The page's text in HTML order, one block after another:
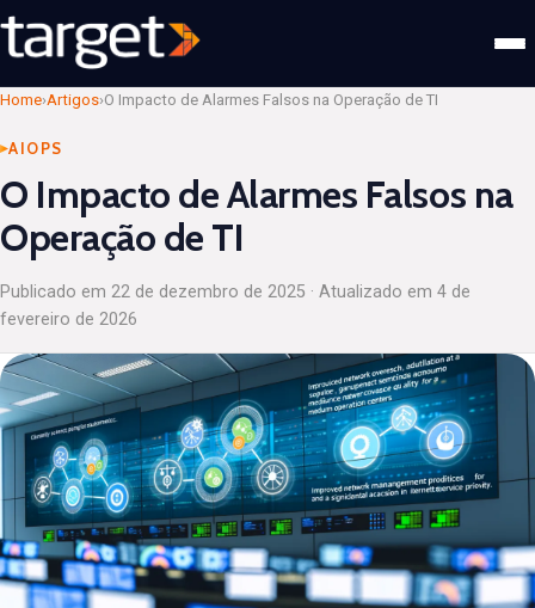
Home›Artigos›O Impacto de Alarmes Falsos na Operação de TI
AIOPS
O Impacto de Alarmes Falsos na
Operação de TI
Publicado em 22 de dezembro de 2025 · Atualizado em 4 de
fevereiro de 2026